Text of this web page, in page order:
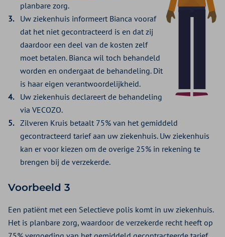
planbare zorg.
Uw ziekenhuis informeert Bianca vooraf
dat het niet gecontracteerd is en dat zij
daardoor een deel van de kosten zelf
moet betalen. Bianca wil toch behandeld
worden en ondergaat de behandeling. Dit
is haar eigen verantwoordelijkheid.
Uw ziekenhuis declareert de behandeling
via VECOZO.
Zilveren Kruis betaalt 75% van het gemiddeld
gecontracteerd tarief aan uw ziekenhuis. Uw ziekenhuis
kan er voor kiezen om de overige 25% in rekening te
brengen bij de verzekerde.
Voorbeeld 3
Een patiënt met een Selectieve polis komt in uw ziekenhuis.
Het is planbare zorg, waardoor de verzekerde recht heeft op